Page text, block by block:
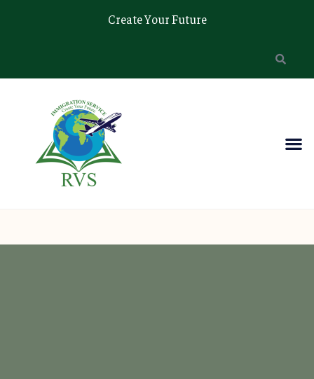
Create Your Future